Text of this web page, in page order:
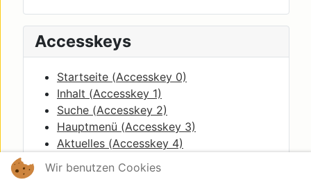
Accesskeys
Startseite (Accesskey 0)
Inhalt (Accesskey 1)
Suche (Accesskey 2)
Hauptmenü (Accesskey 3)
Aktuelles (Accesskey 4)
Quicklinks (
Accesskey
Wir benutzen Cookies